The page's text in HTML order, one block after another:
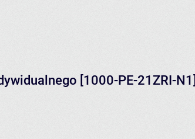
[1000-PE-21ZRI-N1]